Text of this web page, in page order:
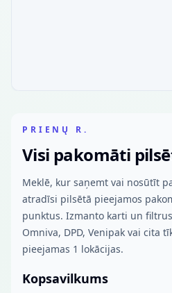
PRIENŲ R.
Visi pakomāti
Meklē, kur saņemt vai nosūtīt
atradīsi pilsētā pieejamos
punktus. Izmanto karti un
Omniva, DPD, Venipak vai cita
pieejamas 1 lokācijas.
Kopsavilkums